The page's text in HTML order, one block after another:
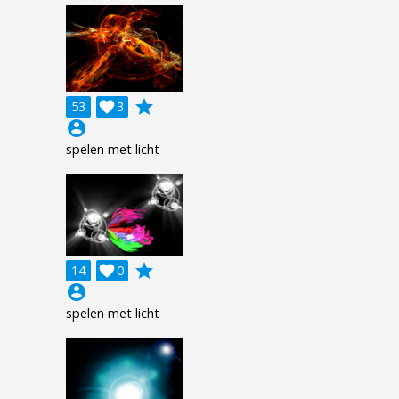
53 3

grade
account_circle
spelen met licht
14 0

grade
account_circle
spelen met licht